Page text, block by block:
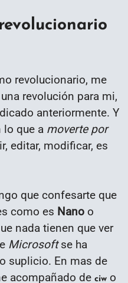
revolucionario, me
revolución para mi,
anteriormente. Y
lo que a moverte por
editar, modificar, es
que confesarte que
como es Nano o
nada tienen que ver
Microsoftse ha
suplicio. En mas de
acompañado de ciw o